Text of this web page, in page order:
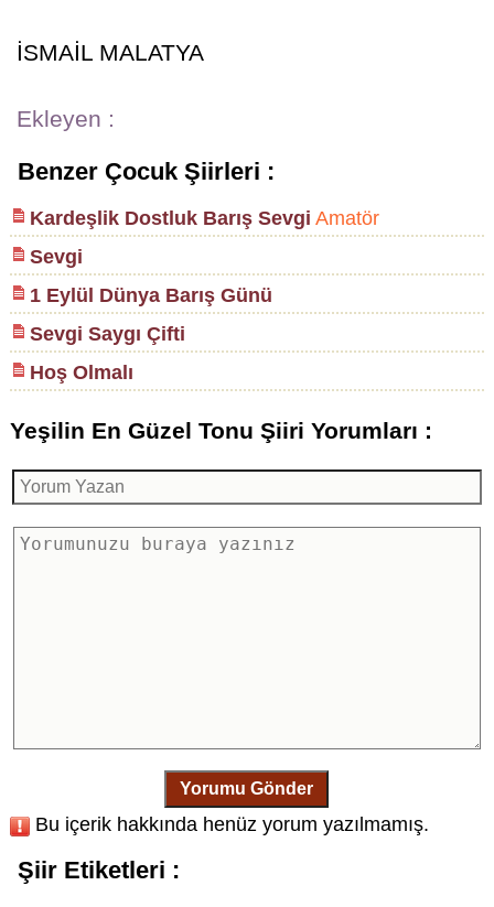
İSMAİL MALATYA
Ekleyen :
Benzer Çocuk Şiirleri :
Kardeşlik Dostluk Barış Sevgi Amatör
Sevgi
1 Eylül Dünya Barış Günü
Sevgi Saygı Çifti
Hoş Olmalı
Yeşilin En Güzel Tonu Şiiri Yorumları :
Yorumu Gönder
Bu içerik hakkında henüz yorum yazılmamış.
Şiir Etiketleri :